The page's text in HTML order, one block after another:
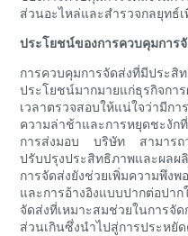
ส่วนอะไหล่และสำรวจกลยุทธ์
ประโยชน์ของการควบคุมการ
การควบคุมการจัดส่งที่มีปร
ประโยชน์มากมายแก่ธุรกิจก
เวลาตรวจสอบให้แน่ใจว่ามีก
ความล่าช้าและการหยุดชะงั
การส่งมอบ บริษัท สามารถว
ปรับปรุงประสิทธิภาพและผล
การจัดส่งยังช่วยเพิ่มความพึง
และการอ้างอิงแบบปากต่อปา
จัดส่งที่เหมาะสมช่วยในการจั
ส่วนเกินซึ่งนำไปสู่การประห